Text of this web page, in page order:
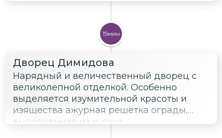
15мин
Дворец Димидова
Нарядный и величественный дворец с
великолепной отделкой. Особенно
выделяется изумительной красоты и
изящества ажурная решетка ограды,
выполненная из чугуна.